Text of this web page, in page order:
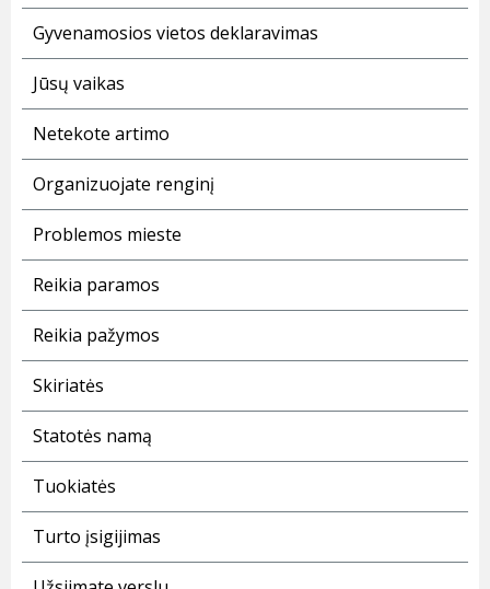
Gyvenamosios vietos deklaravimas
Jūsų vaikas
Netekote artimo
Organizuojate renginį
Problemos mieste
Reikia paramos
Reikia pažymos
Skiriatės
Statotės namą
Tuokiatės
Turto įsigijimas